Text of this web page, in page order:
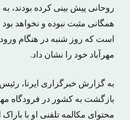
روحانی پیش بینی کرده بودند،
همگانی مثبت نبوده و نخواهد
است که روز شنبه در هنگام
مهرآباد خود را نشان داد.
به گزارش خبرگزاری ایرنا،
بازگشت به کشور در فرودگاه
محتوای مکالمه تلفنی او با باراک